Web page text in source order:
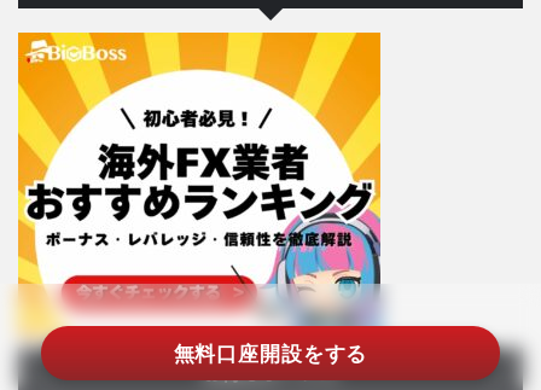
お得なボーナス
無料口座開設をする